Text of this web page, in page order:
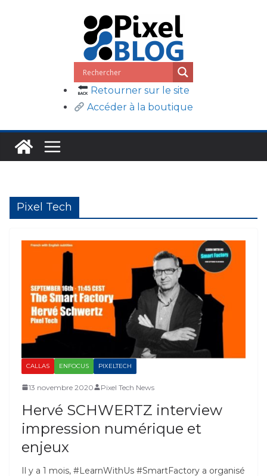
Retourner sur le site
Accéder à la boutique
Pixel Tech
CALLAS ENFOCUS PIXELTECH
13 novembre 2020 Pixel Tech News
Hervé SCHWERTZ interview
impression numérique et
enjeux
Il y a 1 mois, #LearnWithUs #SmartFactory a organisé